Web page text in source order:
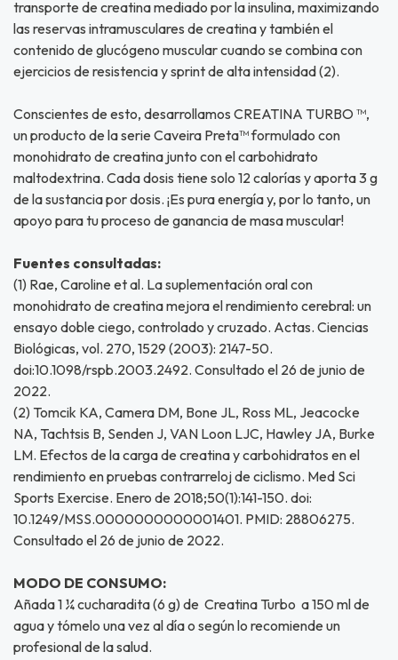
transporte de creatina mediado por la insulina, maximizando
las reservas intramusculares de creatina y también el
contenido de glucógeno muscular cuando se combina con
ejercicios de resistencia y sprint de alta intensidad (2).
Conscientes de esto, desarrollamos CREATINA TURBO ™,
un producto de la serie Caveira Preta™ formulado con
monohidrato de creatina junto con el carbohidrato
maltodextrina. Cada dosis tiene solo 12 calorías y aporta 3 g
de la sustancia por dosis. ¡Es pura energía y, por lo tanto, un
apoyo para tu proceso de ganancia de masa muscular!
Fuentes consultadas:
(1) Rae, Caroline et al. La suplementación oral con
monohidrato de creatina mejora el rendimiento cerebral: un
ensayo doble ciego, controlado y cruzado. Actas. Ciencias
Biológicas, vol. 270, 1529 (2003): 2147-50.
doi:10.1098/rspb.2003.2492. Consultado el 26 de junio de
2022.
(2) Tomcik KA, Camera DM, Bone JL, Ross ML, Jeacocke
NA, Tachtsis B, Senden J, VAN Loon LJC, Hawley JA, Burke
LM. Efectos de la carga de creatina y carbohidratos en el
rendimiento en pruebas contrarreloj de ciclismo. Med Sci
Sports Exercise. Enero de 2018;50(1):141-150. doi:
10.1249/MSS.0000000000001401. PMID: 28806275.
Consultado el 26 de junio de 2022.
MODO DE CONSUMO:
Añada 1 ¼ cucharadita (6 g) de Creatina Turbo a 150 ml de
agua y tómelo una vez al día o según lo recomiende un
profesional de la salud.